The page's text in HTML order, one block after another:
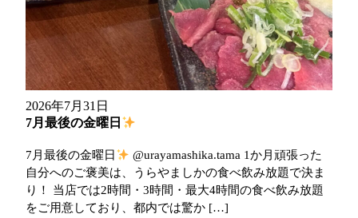
2026年7月31日
7月最後の金曜日
7月最後の金曜日
@urayamashika.tama 1か月頑張った
自分へのご褒美は、うらやましかの食べ飲み放題で決ま
り！ 当店では2時間・3時間・最大4時間の食べ飲み放題
をご用意しており、都内では驚か […]